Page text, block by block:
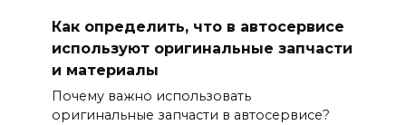
Как определить, что в автосервисе
используют оригинальные запчасти
и материалы
Почему важно использовать
оригинальные запчасти в автосервисе?